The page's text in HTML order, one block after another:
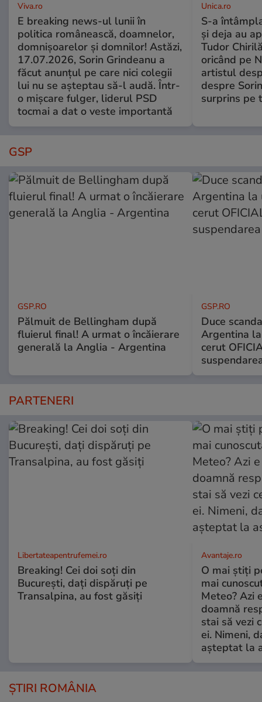
Viva.ro
E breaking news-ul lunii în
politica românească, doamnelor,
domnișoarelor și domnilor! Astăzi,
17.07.2026, Sorin Grindeanu a
făcut anunțul pe care nici colegii
lui nu se așteptau să-l audă. Într-
o mișcare fulger, liderul PSD
tocmai a dat o veste importantă
Unica.ro
S-a
și deja au
Tudor
oricând pe
artistul
despre
surprins pe
GSP
GSP.RO
Pălmuit de Bellingham după
fluierul final! A urmat o încăierare
generală la Anglia - Argentina
GSP.RO
Duce
Argentina
cerut
PARTENERI
Libertateapentrufemei.ro
Breaking! Cei doi soți din
București, dați dispăruți pe
Transalpina, au fost găsiți
Avantaje.ro
O mai știți
mai
Meteo? Azi
doamnă
stai să vezi
ei. Nimeni,
așteptat la
ȘTIRI ROMÂNIA